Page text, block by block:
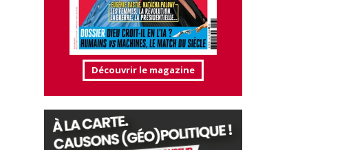
Découvrir le magazine